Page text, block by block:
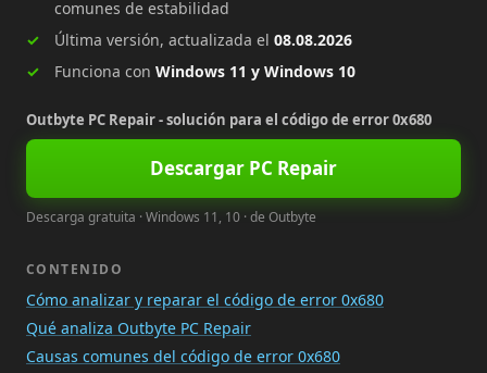
comunes de estabilidad
Última versión, actualizada el 08.08.2026
Funciona con Windows 11 y Windows 10
Outbyte PC Repair - solución para el código de error 0x680
Descargar PC Repair
Descarga gratuita · Windows 11, 10 · de Outbyte
CONTENIDO
Cómo analizar y reparar el código de error 0x680
Qué analiza Outbyte PC Repair
Causas comunes del código de error 0x680